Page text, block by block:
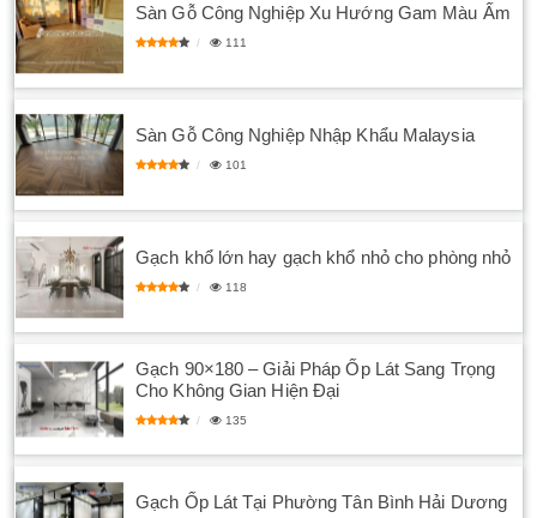
Sàn Gỗ Công Nghiệp Xu Hướng Gam Màu Ấm
111
Sàn Gỗ Công Nghiệp Nhập Khẩu Malaysia
101
Gạch khổ lớn hay gạch khổ nhỏ cho phòng nhỏ
118
Gạch 90×180 – Giải Pháp Ốp Lát Sang Trọng
Cho Không Gian Hiện Đại
135
Gạch Ốp Lát Tại Phường Tân Bình Hải Dương